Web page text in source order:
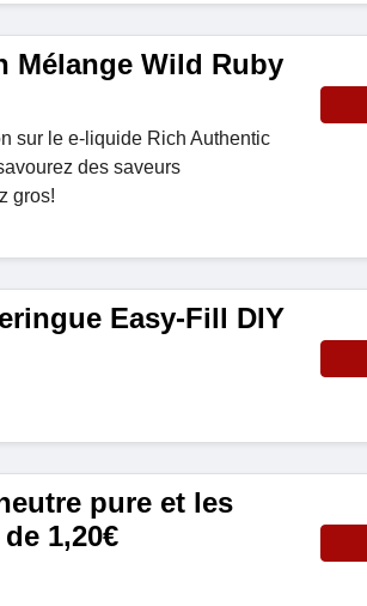
Mélange Wild Ruby
sur le e-liquide Rich Authentic
des saveurs
gros!
Easy-Fill DIY
pure et les
1,20€